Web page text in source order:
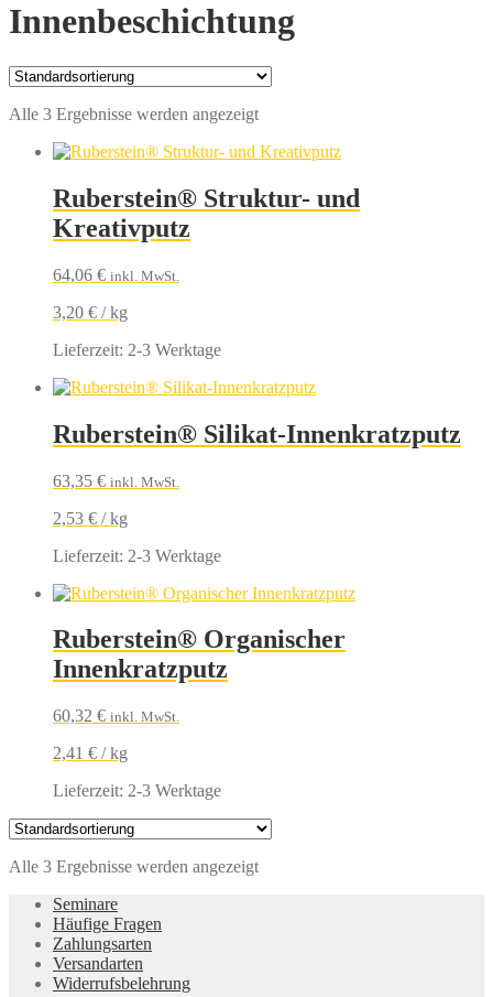
Innenbeschichtung
Alle 3 Ergebnisse werden angezeigt
Ruberstein® Struktur- und
Kreativputz
64,06 € inkl. MwSt.
3,20 € /kg
Lieferzeit: 2-3 Werktage
Ruberstein® Silikat-Innenkratzputz
63,35 € inkl. MwSt.
2,53 € /kg
Lieferzeit: 2-3 Werktage
Ruberstein® Organischer
Innenkratzputz
60,32 € inkl. MwSt.
2,41 € /kg
Lieferzeit: 2-3 Werktage
Alle 3 Ergebnisse werden angezeigt
Seminare
Häufige Fragen
Zahlungsarten
Versandarten
Widerrufsbelehrung